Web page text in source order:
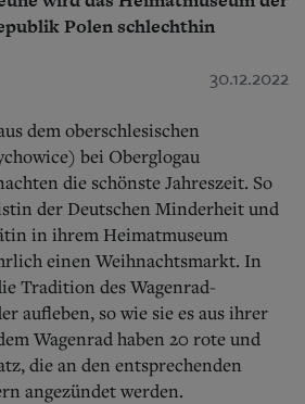
Polen schlechthin
30.12.2022
dem oberschlesischen
bei Oberglogau
die schönste Jahreszeit. So
der Deutschen Minderheit und
in ihrem Heimatmuseum
einen Weihnachtsmarkt. In
Tradition des Wagenrad-
aufleben, so wie sie es aus ihrer
Wagenrad haben 20 rote und
die an den entsprechenden
angezündet werden.